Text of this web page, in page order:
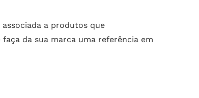
a produtos que
da sua marca uma referência em